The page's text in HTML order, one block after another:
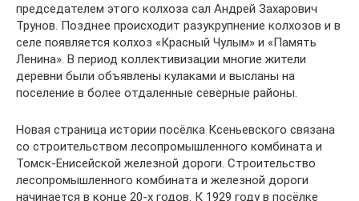
председателем этого колхоза сал Андрей Захарович
Трунов. Позднее происходит разукрупнение колхозов и в
селе появляется колхоз «Красный Чулым» и «Память
Ленина». В период коллективизации многие жители
деревни были объявлены кулаками и высланы на
поселение в более отдаленные северные районы.
Новая страница истории посёлка Ксеньевского связана
со строительством лесопромышленного комбината и
Томск-Енисейской железной дороги. Строительство
лесопромышленного комбината и железной дороги
начинается в конце 20-х годов. К 1929 году в посёлке